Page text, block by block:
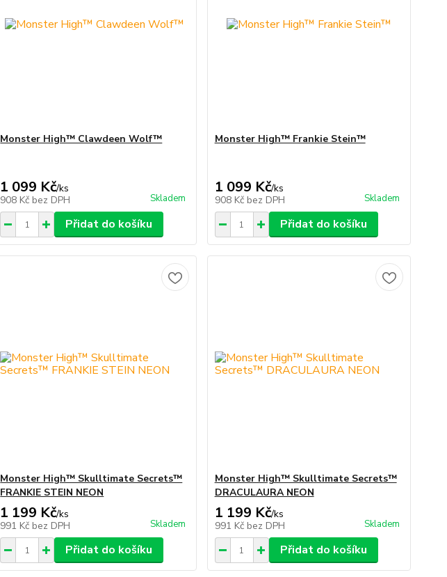
Monster High™ Clawdeen Wolf™
1 099 Kč/ks
908 Kč bez DPH Skladem
Přidat do košíku
Monster High™ Frankie Stein™
1 099 Kč/ks
908 Kč bez DPH Skladem
Přidat do košíku
Monster High™ Skulltimate Secrets™
FRANKIE STEIN NEON
1 199 Kč/ks
991 Kč bez DPH Skladem
Přidat do košíku
Monster High™ Skulltimate Secrets™
DRACULAURA NEON
1 199 Kč/ks
991 Kč bez DPH Skladem
Přidat do košíku